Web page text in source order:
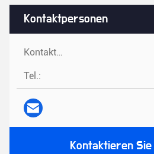
Kontaktpersonen
Kontaktpersonen:
Tel.:
Kontaktieren